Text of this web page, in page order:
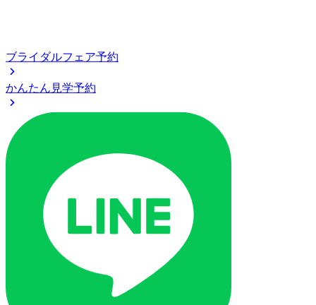
ブライダルフェア予約
かんたん見学予約